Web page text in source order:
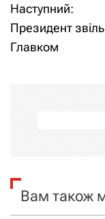
в
і
а
ц
і
я
Наступний:
Президент
Главком
Вам також